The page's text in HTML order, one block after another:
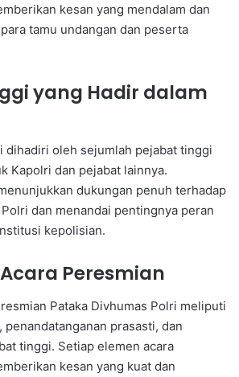
kesan yang mendalam dan
tamu undangan dan peserta
yang Hadir dalam
dihadiri oleh sejumlah pejabat tinggi
Kapolri dan pejabat lainnya.
dukungan penuh terhadap
dan menandai pentingnya peran
kepolisian.
Peresmian
Pataka Divhumas Polri meliputi
penandatanganan prasasti, dan
tinggi. Setiap elemen acara
kesan yang kuat dan